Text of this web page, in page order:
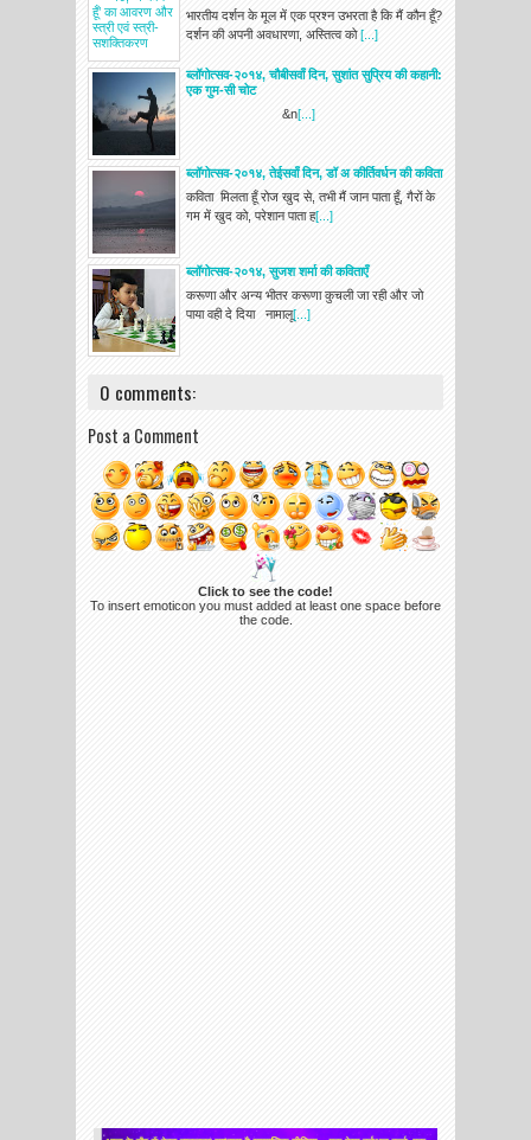
भारतीय दर्शन के मूल में एक प्रश्न उभरता है कि मैं कौन हूँ?
दर्शन की अपनी अवधारणा, अस्तित्व को[...]
ब्लॉगोत्सव-२०१४, चौबीसवाँ दिन, सुशांत सुप्रिय की कहानी:
एक गुम-सी चोट
&n[...]
ब्लॉगोत्सव-२०१४, तेईसवाँ दिन, डॉ अ कीर्तिवर्धन की कविता
कविता मिलता हूँ रोज खुद से, तभी मैं जान पाता हूँ, गैरों के
गम में खुद को, परेशान पाता ह[...]
ब्लॉगोत्सव-२०१४, सुजश शर्मा की कविताएँ
करूणा और अन्य भीतर करूणा कुचली जा रही और जो
पाया वही दे दिया नामालू[...]
0 comments:
Post a Comment
Click to see the code!
To insert emoticon you must added at least one space before
the code.